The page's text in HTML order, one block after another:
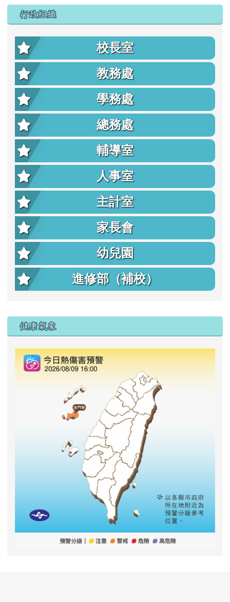
行政組織
校長室
教務處
學務處
總務處
輔導室
人事室
主計室
家長會
幼兒園
進修部（補校）
右邊區域內容
健康氣象